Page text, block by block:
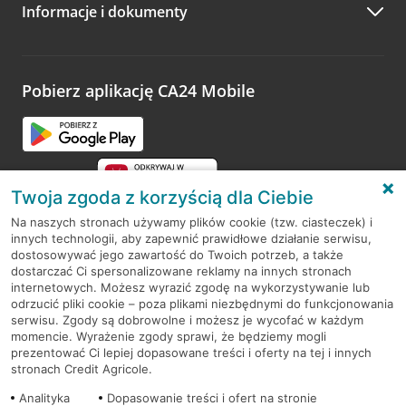
Zachęcamy do podzielenia się z nami opinią o wizycie.
opinie.
Informacje i dokumenty
Pobierz aplikację CA24 Mobile
RODO
Regulamin serwisu
Mapa serwisu
PolitykaCookies
Twoja zgoda z korzyścią dla Ciebie
Na naszych stronach używamy plików cookie (tzw. ciasteczek) i
innych technologii, aby zapewnić prawidłowe działanie serwisu,
dostosowywać jego zawartość do Twoich potrzeb, a także
dostarczać Ci spersonalizowane reklamy na innych stronach
internetowych. Możesz wyrazić zgodę na wykorzystywanie lub
odrzucić pliki cookie – poza plikami niezbędnymi do funkcjonowania
serwisu. Zgody są dobrowolne i możesz je wycofać w każdym
momencie. Wyrażenie zgody sprawi, że będziemy mogli
prezentować Ci lepiej dopasowane treści i oferty na tej i innych
stronach Credit Agricole.
Analityka
Dopasowanie treści i ofert na stronie